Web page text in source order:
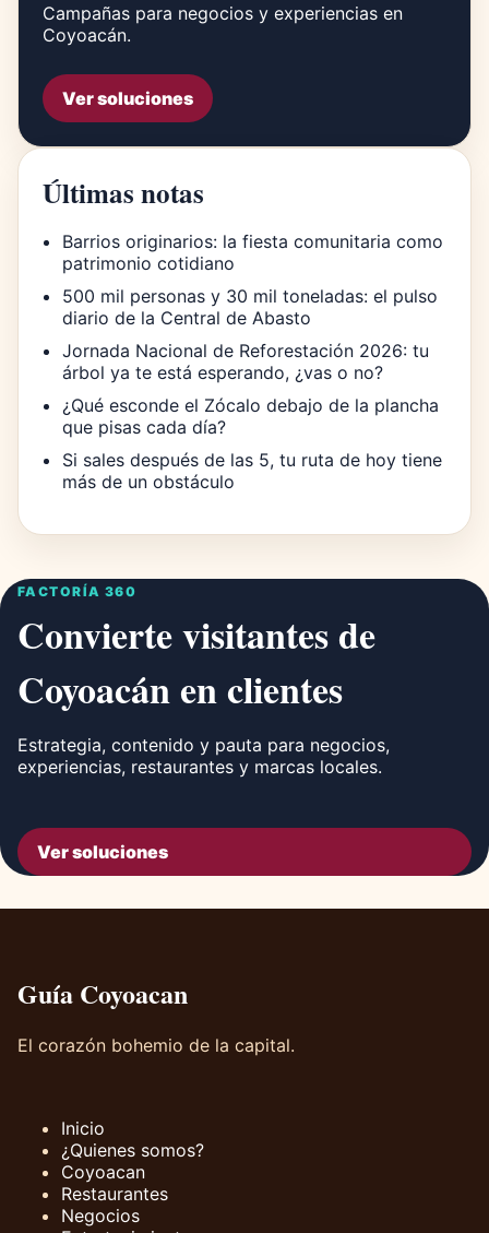
Campañas para negocios y experiencias en
Coyoacán.
Ver soluciones
Últimas notas
Barrios originarios: la fiesta comunitaria como
patrimonio cotidiano
500 mil personas y 30 mil toneladas: el pulso
diario de la Central de Abasto
Jornada Nacional de Reforestación 2026: tu
árbol ya te está esperando, ¿vas o no?
¿Qué esconde el Zócalo debajo de la plancha
que pisas cada día?
Si sales después de las 5, tu ruta de hoy tiene
más de un obstáculo
FACTORÍA 360
Convierte visitantes de
Coyoacán en clientes
Estrategia, contenido y pauta para negocios,
experiencias, restaurantes y marcas locales.
Ver soluciones
Guía Coyoacan
El corazón bohemio de la capital.
Inicio
¿Quienes somos?
Coyoacan
Restaurantes
Negocios